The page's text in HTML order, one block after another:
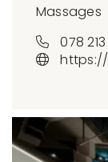
Massages
078